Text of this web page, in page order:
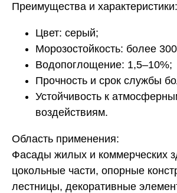
Преимущества и характеристики:
Цвет: серый;
Морозостойкость: более
Водопоглощение: 1,5–10%;
Прочность и срок службы
Устойчивость к
воздействиям.
Область применения:
Фасады жилых и коммерческих
цокольные части, опорные
лестницы, декоративные